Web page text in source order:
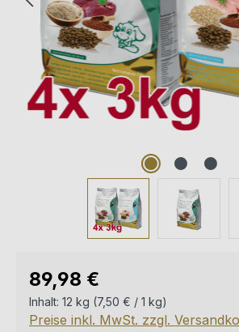
Regulärer Preis:
89,98 €
Inhalt: 12 kg (7,50 € / 1 kg)
Preise inkl. MwSt. zzgl.